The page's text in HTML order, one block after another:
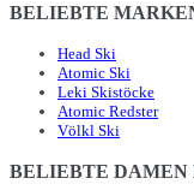
BELIEBTE
Head Ski
Atomic Ski
Leki Skistöcke
Atomic Redster
Völkl Ski
BELIEBTE DAMEN